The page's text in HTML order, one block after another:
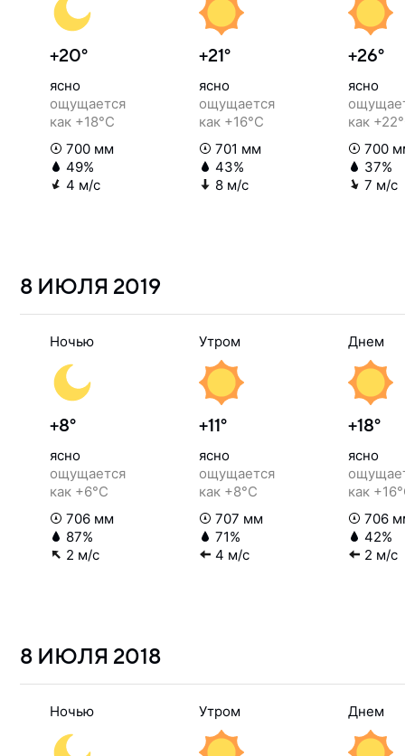
+20°
ясно
ощущается
как +18°C
700 мм
49%
4 м/с
+21°
ясно
ощущается
как +16°C
701 мм
43%
8 м/с
+26°
ясно
как
700
37%
7 м/с
8 ИЮЛЯ 2019
Ночью
+8°
ясно
ощущается
как +6°C
706 мм
87%
2 м/с
Утром
+11°
ясно
ощущается
как +8°C
707 мм
71%
4 м/с
Днем
+18°
ясно
как
706
42%
2 м/с
8 ИЮЛЯ 2018
Ночью Утром Днем